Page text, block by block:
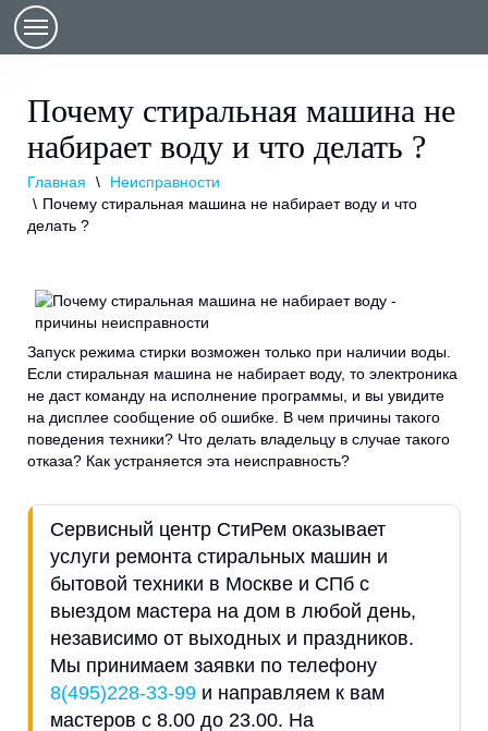
Почему стиральная машина не
набирает воду и что делать ?
Главная
Неисправности
Почему стиральная машина не набирает воду и что
делать ?
Запуск режима стирки возможен только при наличии воды.
Если стиральная машина не набирает воду, то электроника
не даст команду на исполнение программы, и вы увидите
на дисплее сообщение об ошибке. В чем причины такого
поведения техники? Что делать владельцу в случае такого
отказа? Как устраняется эта неисправность?
Сервисный центр СтиРем оказывает
услуги ремонта стиральных машин и
бытовой техники в Москве и СПб с
выездом мастера на дом в любой день,
независимо от выходных и праздников.
Мы принимаем заявки по телефону
8(495)228-33-99 и направляем к вам
мастеров с 8.00 до 23.00. На